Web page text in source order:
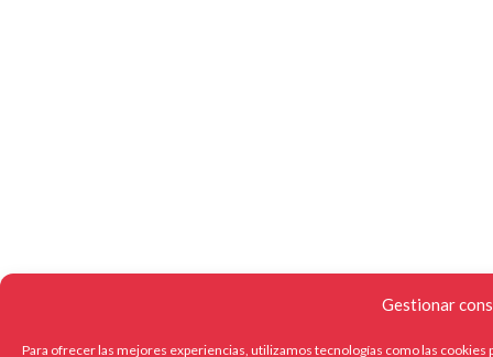
Gestionar
Para ofrecer las mejores experiencias, utilizamos tecnologías como las cookies